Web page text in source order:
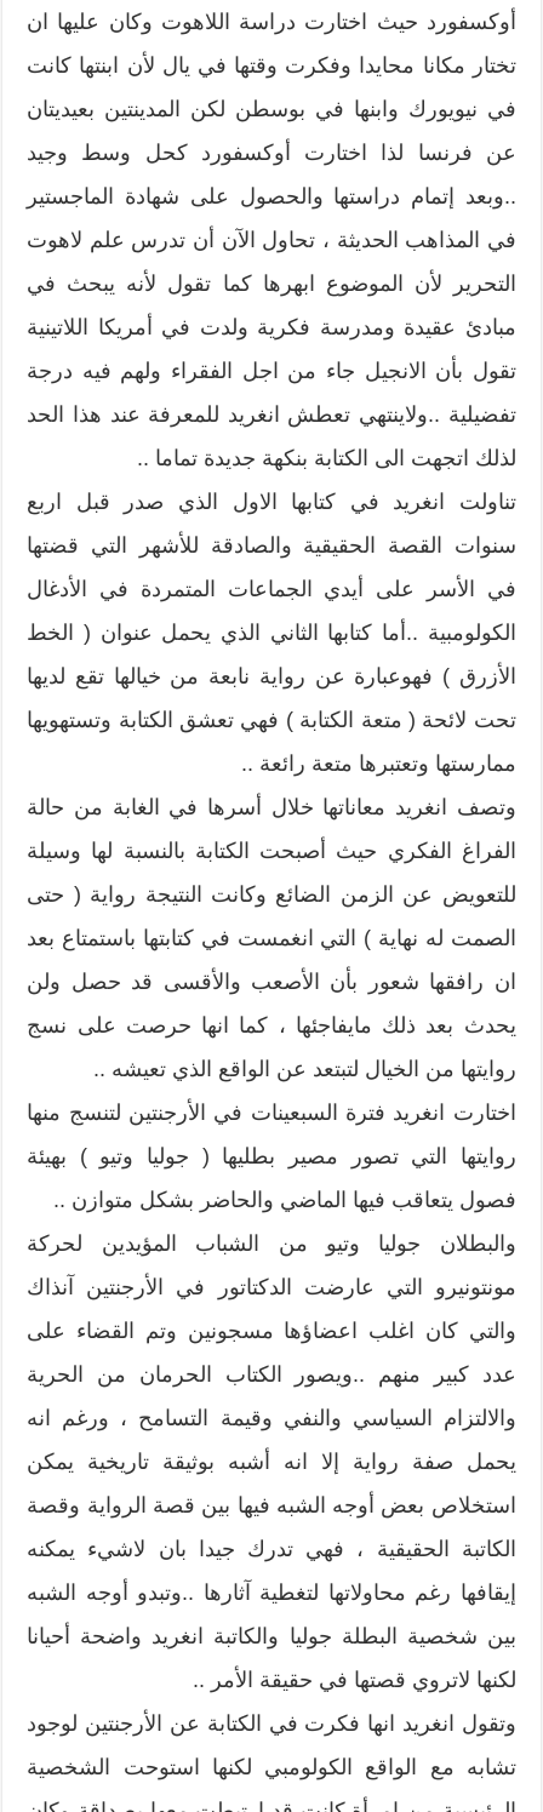
أوكسفورد حيث اختارت دراسة اللاهوت وكان عليها ان
تختار مكانا محايدا وفكرت وقتها في يال لأن ابنتها كانت
في نيويورك وابنها في بوسطن لكن المدينتين بعيديتان
عن فرنسا لذا اختارت أوكسفورد كحل وسط وجيد
..وبعد إتمام دراستها والحصول على شهادة الماجستير
في المذاهب الحديثة ، تحاول الآن أن تدرس علم لاهوت
التحرير لأن الموضوع ابهرها كما تقول لأنه يبحث في
مبادئ عقيدة ومدرسة فكرية ولدت في أمريكا اللاتينية
تقول بأن الانجيل جاء من اجل الفقراء ولهم فيه درجة
تفضيلية ..ولاينتهي تعطش انغريد للمعرفة عند هذا الحد
لذلك اتجهت الى الكتابة بنكهة جديدة تماما ..
تناولت انغريد في كتابها الاول الذي صدر قبل اربع
سنوات القصة الحقيقية والصادقة للأشهر التي قضتها
في الأسر على أيدي الجماعات المتمردة في الأدغال
الكولومبية ..أما كتابها الثاني الذي يحمل عنوان ( الخط
الأزرق ) فهوعبارة عن رواية نابعة من خيالها تقع لديها
تحت لائحة ( متعة الكتابة ) فهي تعشق الكتابة وتستهويها
ممارستها وتعتبرها متعة رائعة ..
وتصف انغريد معاناتها خلال أسرها في الغابة من حالة
الفراغ الفكري حيث أصبحت الكتابة بالنسبة لها وسيلة
للتعويض عن الزمن الضائع وكانت النتيجة رواية ( حتى
الصمت له نهاية ) التي انغمست في كتابتها باستمتاع بعد
ان رافقها شعور بأن الأصعب والأقسى قد حصل ولن
يحدث بعد ذلك مايفاجئها ، كما انها حرصت على نسج
روايتها من الخيال لتبتعد عن الواقع الذي تعيشه ..
اختارت انغريد فترة السبعينات في الأرجنتين لتنسج منها
روايتها التي تصور مصير بطليها ( جوليا وتيو ) بهيئة
فصول يتعاقب فيها الماضي والحاضر بشكل متوازن ..
والبطلان جوليا وتيو من الشباب المؤيدين لحركة
مونتونيرو التي عارضت الدكتاتور في الأرجنتين آنذاك
والتي كان اغلب اعضاؤها مسجونين وتم القضاء على
عدد كبير منهم ..ويصور الكتاب الحرمان من الحرية
والالتزام السياسي والنفي وقيمة التسامح ، ورغم انه
يحمل صفة رواية إلا انه أشبه بوثيقة تاريخية يمكن
استخلاص بعض أوجه الشبه فيها بين قصة الرواية وقصة
الكاتبة الحقيقية ، فهي تدرك جيدا بان لاشيء يمكنه
إيقافها رغم محاولاتها لتغطية آثارها ..وتبدو أوجه الشبه
بين شخصية البطلة جوليا والكاتبة انغريد واضحة أحيانا
لكنها لاتروي قصتها في حقيقة الأمر ..
وتقول انغريد انها فكرت في الكتابة عن الأرجنتين لوجود
تشابه مع الواقع الكولومبي لكنها استوحت الشخصية